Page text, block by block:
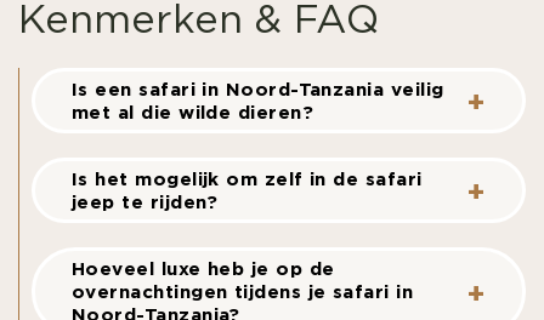
Kenmerken & FAQ
Is een safari in Noord-Tanzania veilig
met al die wilde dieren?
Is het mogelijk om zelf in de safari
jeep te rijden?
Hoeveel luxe heb je op de
overnachtingen tijdens je safari in
Noord-Tanzania?